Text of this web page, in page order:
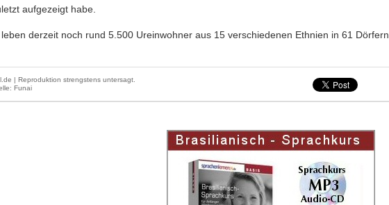
aufgezeigt habe.
derzeit noch rund 5.500 Ureinwohner aus 15 verschiedenen Ethnien in 61 Dörfern.
| Reproduktion strengstens untersagt.
Funai